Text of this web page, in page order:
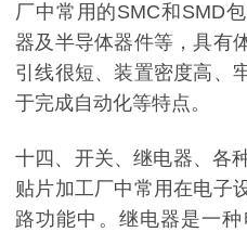
厂中常用的SMC和SMD
器及半导体器件等，具有
引线很短、装置密度高、
于完成自动化等特点。
十四、开关、继电器、各
贴片加工厂中常用在电子
路功能中。继电器是一